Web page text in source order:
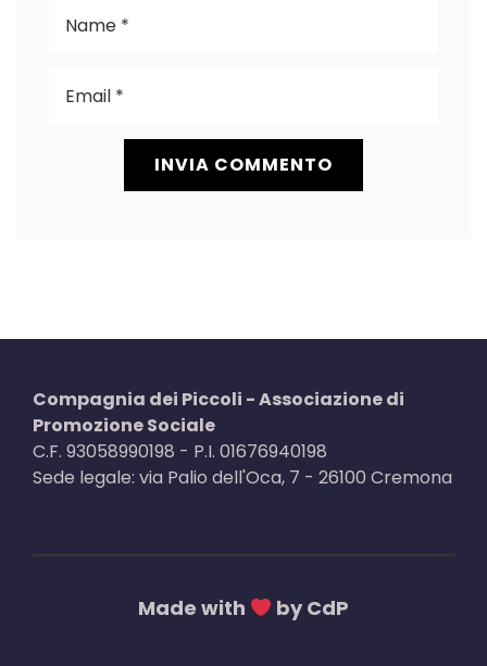
Compagnia dei Piccoli - Associazione di
Promozione Sociale
C.F. 93058990198 - P.I. 01676940198
Sede legale: via Palio dell'Oca, 7 - 26100 Cremona
Made with by CdP